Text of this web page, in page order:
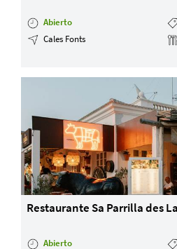
Abierto
Cales Fonts
Restaurante Sa Parrilla des
Abierto